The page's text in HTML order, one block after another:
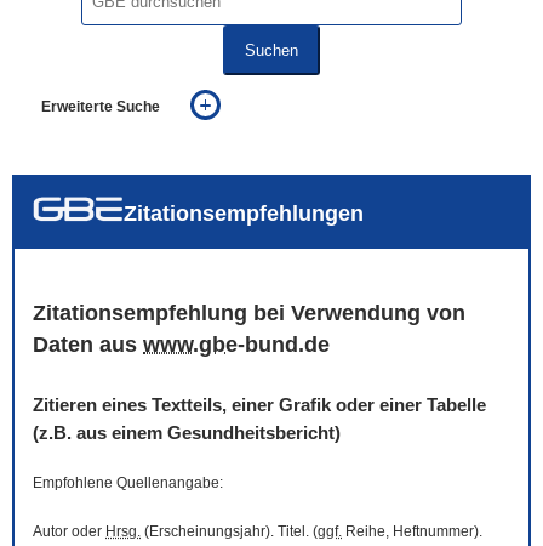
Suchen
Erweiterte Suche
auch in allen Texten suchen (Volltextsuche)
Zitationsempfehlungen
Zitationsempfehlung bei Verwendung von
Daten aus www.gbe-bund.de
Zitieren eines Textteils, einer Grafik oder einer Tabelle
(z.B. aus einem Gesundheitsbericht)
Empfohlene Quellenangabe:
Autor oder Hrsg. (Erscheinungsjahr). Titel. (ggf. Reihe, Heftnummer).